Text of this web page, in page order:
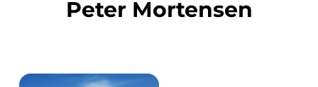
Peter Mortensen